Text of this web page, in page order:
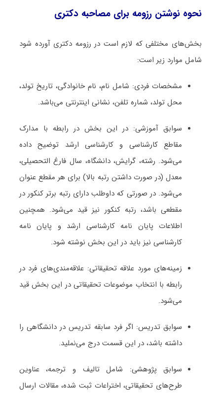
نحوه نوشتن رزومه برای مصاحبه دکتری
بخش‌های مختلفی که لازم است در رزومه دکتری آورده شود
شامل موارد زیر است:
مشخصات فردی: شامل نام، نام خانوادگی، تاریخ تولد،
محل تولد، شماره تلفن، نشانی اینترنتی می‌باشد.
سوابق آموزشی: در این بخش در رابطه با مدارک
مقاطع کارشناسی و کارشناسی ارشد توضیح داده
می‌شود. رشته، گرایش، دانشگاه، سال فارغ التحصیلی،
معدل (در صورت داشتن رتبه بالا) برای هر مقطع عنوان
می‌شود. در صورتی که داوطلب دارای رتبه برتر کنکور در
مقطعی باشد، رتبه کنکور نیز قید می‌شود. همچنین
اطلاعات پایان نامه کارشناسی ارشد و پایان نامه
کارشناسی نیز باید در این بخش نوشته شود.
زمینه‌های مورد علاقه تحقیقاتی: علاقه‌مندی‌های فرد در
رابطه با انتخاب موضوعات تحقیقاتی در این بخش قید
می‌شود.
سوابق تدریس: اگر فرد سابقه تدریس در دانشگاهی را
داشته باشد، در این قسمت درج می‌نملید.
سوابق پژوهشی: شامل تالیف و ترجمه، عناوین
طرح‌های تحقیقاتی، اختراعات ثبت شده، مقالات ارسال